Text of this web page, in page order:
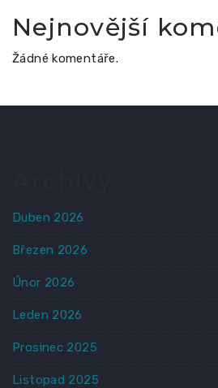
Nejnovější
Žádné komentáře.
Duben 2026
Březen 2026
Únor 2026
Leden 2026
Prosinec 2025
Listopad 2025